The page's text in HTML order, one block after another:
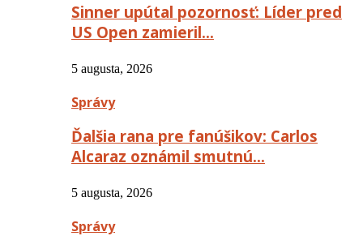
Sinner upútal pozornosť: Líder pred
US Open zamieril…
5 augusta, 2026
Správy
Ďalšia rana pre fanúšikov: Carlos
Alcaraz oznámil smutnú…
5 augusta, 2026
Správy